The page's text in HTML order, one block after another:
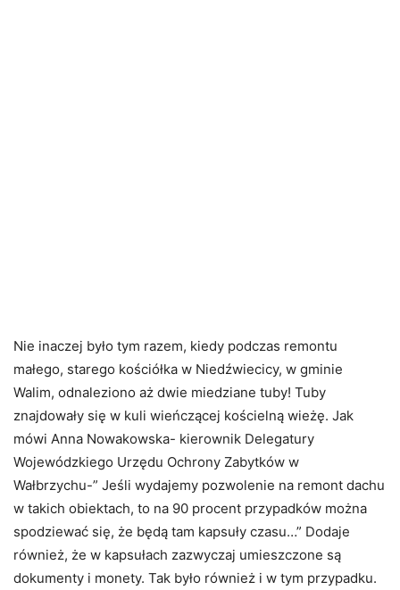
Nie inaczej było tym razem, kiedy podczas remontu
małego, starego kościółka w Niedźwiecicy, w gminie
Walim, odnaleziono aż dwie miedziane tuby! Tuby
znajdowały się w kuli wieńczącej kościelną wieżę. Jak
mówi Anna Nowakowska- kierownik Delegatury
Wojewódzkiego Urzędu Ochrony Zabytków w
Wałbrzychu-” Jeśli wydajemy pozwolenie na remont dachu
w takich obiektach, to na 90 procent przypadków można
spodziewać się, że będą tam kapsuły czasu…” Dodaje
również, że w kapsułach zazwyczaj umieszczone są
dokumenty i monety. Tak było również i w tym przypadku.